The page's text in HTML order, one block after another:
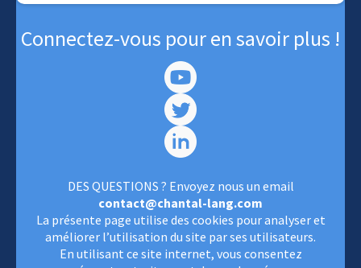
Connectez-vous pour en savoir plus !
DES QUESTIONS ? Envoyez nous un email
contact@chantal-lang.com
La présente page utilise des cookies pour analyser et
améliorer l’utilisation du site par ses utilisateurs.
En utilisant ce site internet, vous consentez